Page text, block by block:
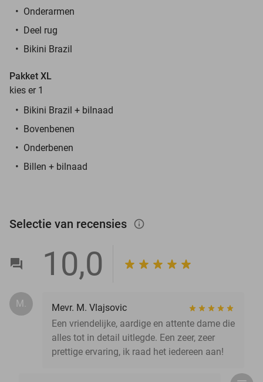
Onderarmen
Deel rug
Bikini Brazil
Pakket XL
kies er 1
Bikini Brazil + bilnaad
Bovenbenen
Onderbenen
Billen + bilnaad
Selectie van recensies info_outlined
10,0
M.
Mevr. M. Vlajsovic
Een vriendelijke, aardige en attente dame die
alles tot in detail uitlegde. Een zeer, zeer
prettige ervaring, ik raad het iedereen aan!